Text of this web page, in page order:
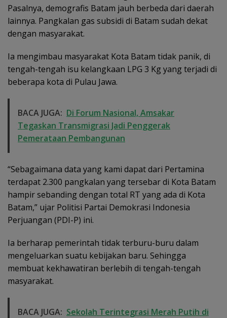
Pasalnya, demografis Batam jauh berbeda dari daerah
lainnya. Pangkalan gas subsidi di Batam sudah dekat
dengan masyarakat.
Ia mengimbau masyarakat Kota Batam tidak panik, di
tengah-tengah isu kelangkaan LPG 3 Kg yang terjadi di
beberapa kota di Pulau Jawa.
BACA JUGA: Di Forum Nasional, Amsakar
Tegaskan Transmigrasi Jadi Penggerak
Pemerataan Pembangunan
“Sebagaimana data yang kami dapat dari Pertamina
terdapat 2.300 pangkalan yang tersebar di Kota Batam
hampir sebanding dengan total RT yang ada di Kota
Batam,” ujar Politisi Partai Demokrasi Indonesia
Perjuangan (PDI-P) ini.
Ia berharap pemerintah tidak terburu-buru dalam
mengeluarkan suatu kebijakan baru. Sehingga
membuat kekhawatiran berlebih di tengah-tengah
masyarakat.
BACA JUGA: Sekolah Terintegrasi Merah Putih di